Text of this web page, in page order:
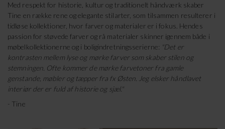
Med respekt for historie, kultur og traditionelt håndværk skaber
Tine en række rene og elegante stilarter, som tilsammen resulterer i
tidløse kollektioner, hvor farver og materialer er i fokus. Hendes
passion for støvede farver og rå materialer skinner igennem både i
møbelkollektionerne og i boligindretningsserierne: "Det er
kontrasten mellem lyse og mørke farver som skaber stilen og
stemningen. Ofte kommer de mørke farvetoner fra gamle
genstande, møbler og tæpper fra fx Østen. Jeg elsker håndlavet
interiør der er fuld af historie og sjæl."
- Tine